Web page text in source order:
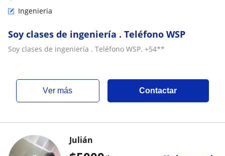
Ingenieria
Soy clases de ingeniería . Teléfono WSP
Soy clases de ingeniería . Teléfono WSP. +54**
ver más Contactar
Julián